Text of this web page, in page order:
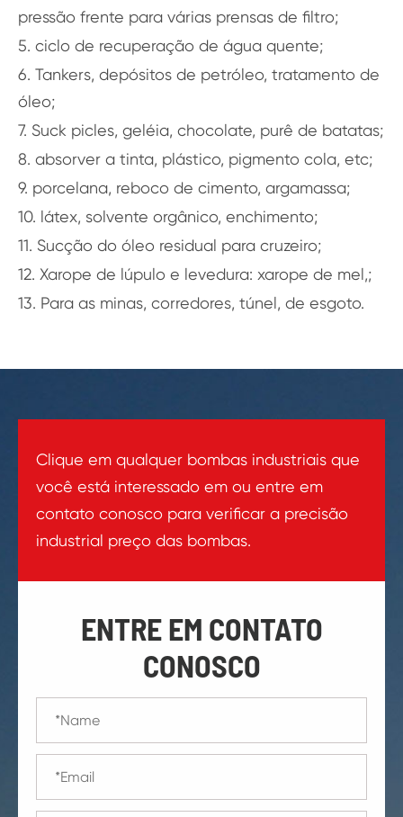
pressão frente para várias prensas de filtro;
5. ciclo de recuperação de água quente;
6. Tankers, depósitos de petróleo, tratamento de
óleo;
7. Suck picles, geléia, chocolate, purê de batatas;
8. absorver a tinta, plástico, pigmento cola, etc;
9. porcelana, reboco de cimento, argamassa;
10. látex, solvente orgânico, enchimento;
11. Sucção do óleo residual para cruzeiro;
12. Xarope de lúpulo e levedura: xarope de mel,;
13. Para as minas, corredores, túnel, de esgoto.
Clique em qualquer bombas industriais que
você está interessado em ou entre em
contato conosco para verificar a precisão
industrial preço das bombas.
ENTRE EM CONTATO
CONOSCO